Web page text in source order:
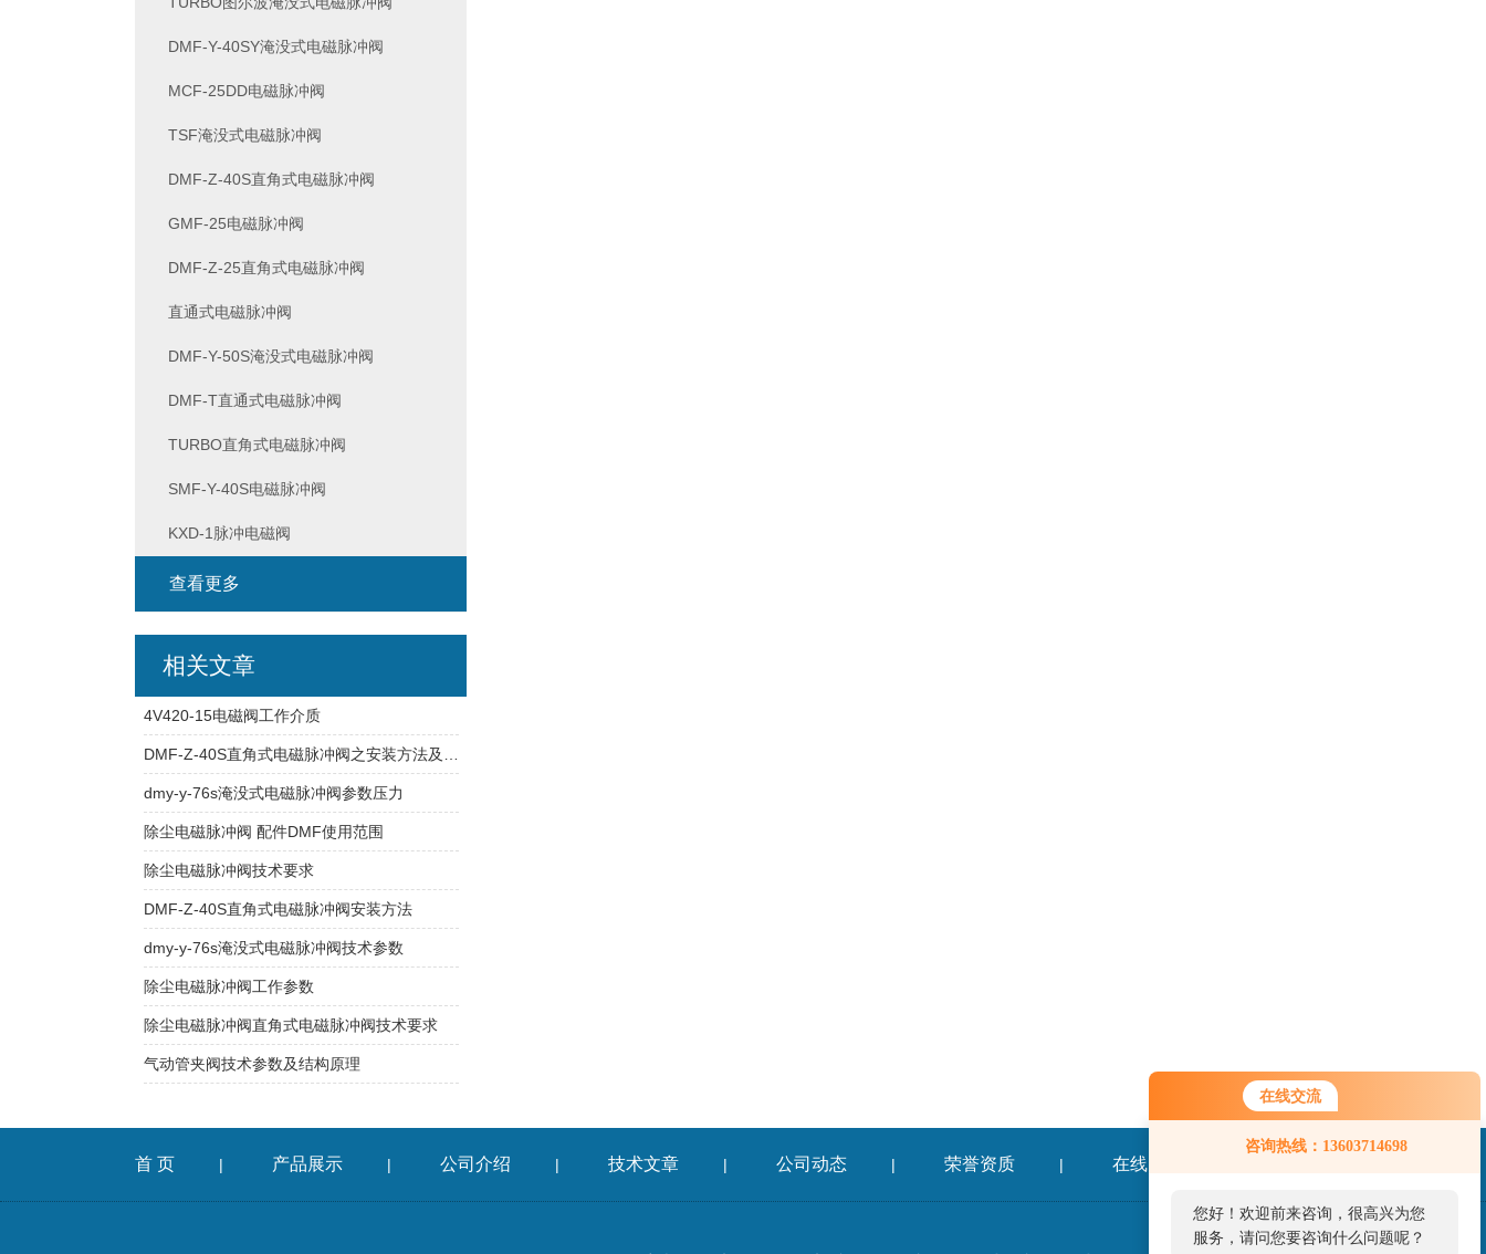
在线交流
咨询热线：13603714698
您好！欢迎前来咨询，很高兴为您
服务，请问您要咨询什么问题呢？
DMF-Y-40SY淹没式电磁脉冲阀
MCF-25DD电磁脉冲阀
TSF淹没式电磁脉冲阀
DMF-Z-40S直角式电磁脉冲阀
GMF-25电磁脉冲阀
DMF-Z-25直角式电磁脉冲阀
直通式电磁脉冲阀
DMF-Y-50S淹没式电磁脉冲阀
DMF-T直通式电磁脉冲阀
TURBO直角式电磁脉冲阀
SMF-Y-40S电磁脉冲阀
KXD-1脉冲电磁阀
查看更多
相关文章
4V420-15电磁阀工作介质
dmy-y-76s淹没式电磁脉冲阀参数压力
除尘电磁脉冲阀 配件DMF使用范围
除尘电磁脉冲阀技术要求
DMF-Z-40S直角式电磁脉冲阀安装方法
dmy-y-76s淹没式电磁脉冲阀技术参数
除尘电磁脉冲阀工作参数
除尘电磁脉冲阀直角式电磁脉冲阀技术要求
气动管夹阀技术参数及结构原理
首 页 | 产品展示 | 公司介绍 | 技术文章 | 公司动态 | 荣誉资质 | 在线留言